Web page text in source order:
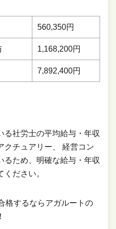
560,350円
1,168,200円
7,892,400円
る社労士の平均給与・年収
クチュアリー、 経営コン
るため、明確な給与・年収
ださい。
格するならアガルートの